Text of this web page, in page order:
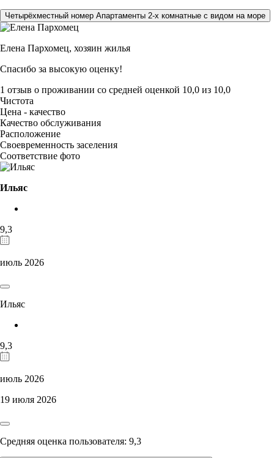
Четырёхместный номер Апартаменты 2-х комнатные с видом на море
Елена Пархомец, хозяин жилья
Спасибо за высокую оценку!
1 отзыв о проживании со средней оценкой 10,0 из 10,0
Чистота
Цена - качество
Качество обслуживания
Расположение
Своевременность заселения
Соответствие фото
Ильяс
9,3
июль 2026
Ильяс
9,3
июль 2026
19 июля 2026
Средняя оценка пользователя: 9,3